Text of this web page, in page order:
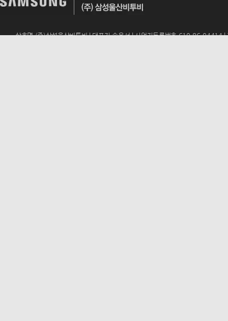
상호명 (주)삼성울산비투비 | 대표자 송윤서 | 사업자등록번호 610-86-